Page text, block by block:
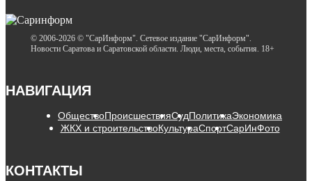
© 2006-2026 © "СарИнформ". Сетевое издание "СарИнформ".
Новости Саратова и Саратовской области. Люди, места, события. 18+
НАВИГАЦИЯ
ОбществоПроисшествияСудПолитикаЭкономика
ЖКХ и строительствоКультураСпортСарИнФото
КОНТАКТЫ